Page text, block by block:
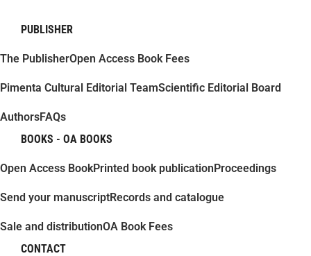
PUBLISHER
The PublisherOpen Access Book Fees
Pimenta Cultural Editorial TeamScientific Editorial Board
AuthorsFAQs
BOOKS - OA BOOKS
Open Access BookPrinted book publicationProceedings
Send your manuscriptRecords and catalogue
Sale and distributionOA Book Fees
CONTACT